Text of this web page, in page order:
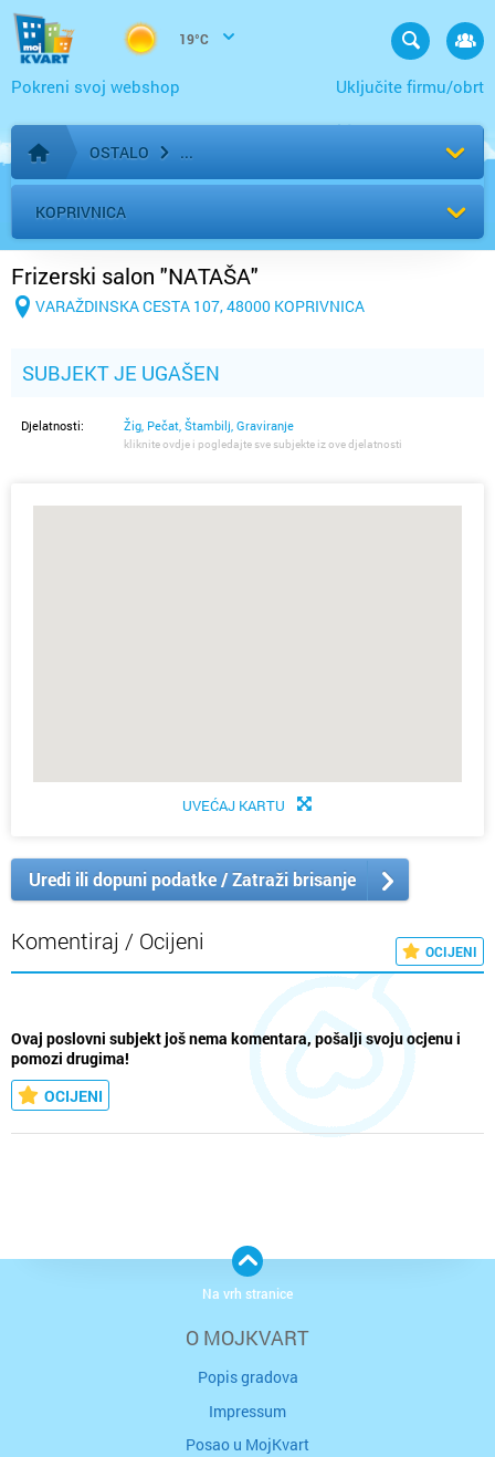
19°C
Uključite firmu/obrt
Pokreni svoj webshop
Početna stranica
OSTALO
KOPRIVNICA
Frizerski salon "NATAŠA"
VARAŽDINSKA CESTA 107, 48000 KOPRIVNICA
SUBJEKT JE UGAŠEN
Djelatnosti: Žig, Pečat, Štambilj, Graviranje
kliknite ovdje i pogledajte sve subjekte iz ove djelatnosti
UVEĆAJ KARTU
Uredi ili dopuni podatke / Zatraži brisanje
Komentiraj / Ocijeni OCIJENI
Ovaj poslovni subjekt još nema komentara, pošalji svoju ocjenu i
pomozi drugima!
OCIJENI
O MOJKVART
Popis gradova
Impressum
Posao u MojKvart
Na vrh stranice